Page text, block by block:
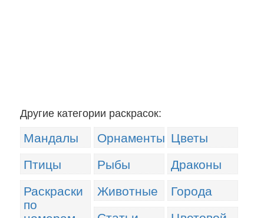
Другие категории раскрасок:
Мандалы Орнаменты Цветы
Птицы
Рыбы
Драконы
Раскраски
по
Животные
Города